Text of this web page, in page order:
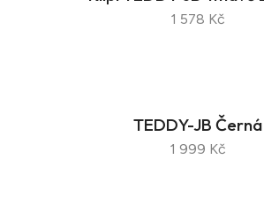
1 578 Kč
TEDDY-JB Černá
1 999 Kč